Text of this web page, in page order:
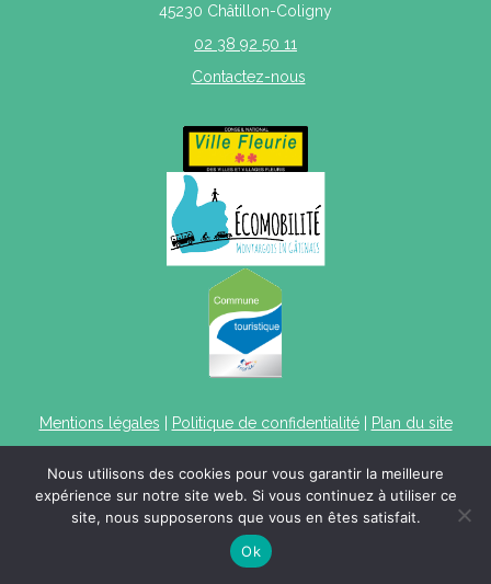
45230 Châtillon-Coligny
02 38 92 50 11
Contactez-nous
Mentions légales Politique de confidentialité| Plan du site
Nous utilisons des cookies pour vous garantir la meilleure
expérience sur notre site web. Si vous continuez à utiliser ce
site, nous supposerons que vous en êtes satisfait.
Ok